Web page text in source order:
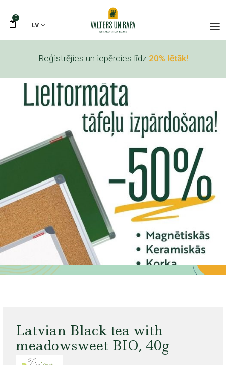
0
LV
Reģistrējies un iepērcies līdz 20% lētāk!
Latvian Black tea with
meadowsweet BIO, 40g